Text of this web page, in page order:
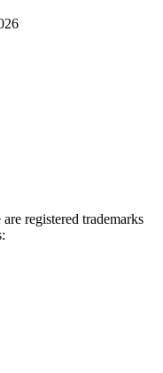
registered trademarks